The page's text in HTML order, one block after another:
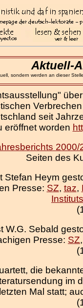
Aktuell-
sondern werden an dieser
seit
eröffnet worden
Seiten des
Stefan Heym
Presse: SZ, taz,
Instituts
W.G. Sebald
Presse: SZ
die
im
letzten Mal statt;